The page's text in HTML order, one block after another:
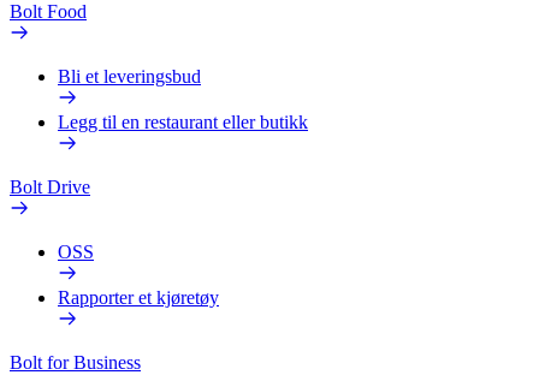
Bolt Food
Bli et leveringsbud
Legg til en restaurant eller butikk
Bolt Drive
OSS
Rapporter et kjøretøy
Bolt for Business